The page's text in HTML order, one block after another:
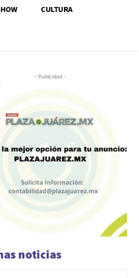
CULTURA
- Publicidad -
noticias